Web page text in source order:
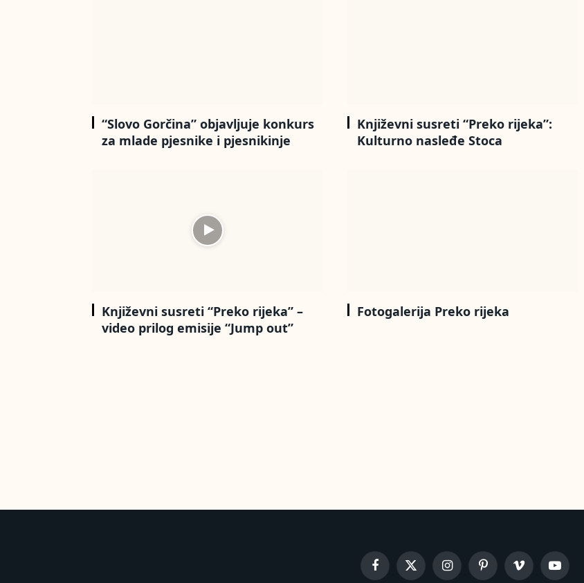
“Slovo Gorčina” objavljuje konkurs
za mlade pjesnike i pjesnikinje
Književni susreti “Preko rijeka”:
Kulturno nasleđe Stoca
Književni susreti “Preko rijeka” –
video prilog emisije “Jump out”
Fotogalerija Preko rijeka
FacebookX
InstagramPinterestVimeo YouTube